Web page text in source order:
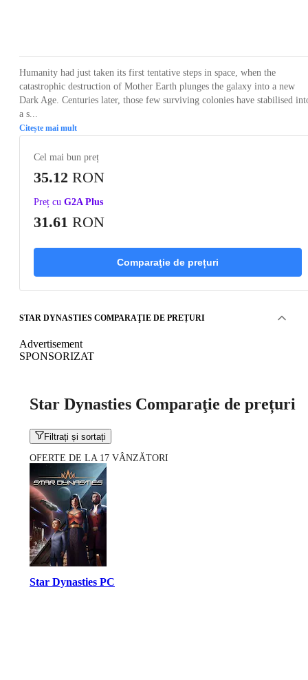
Humanity had just taken its first tentative steps in space, when the
catastrophic destruction of Mother Earth plunges the galaxy into a new
Dark Age. Centuries later, those few surviving colonies have stabilised
a s...
Citește mai mult
Cel mai bun preț
35.12 RON
Preț cu G2A Plus
31.61 RON
Comparaţie de prețuri
STAR DYNASTIES COMPARAŢIE DE PREȚURI
Advertisement
SPONSORIZAT
Star Dynasties Comparaţie de prețuri
Filtrați și sortați
OFERTE DE LA 17 VÂNZĂTORI
Star Dynasties PC